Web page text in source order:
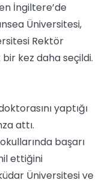
İngiltere’de
Üniversitesi,
Rektör
bir kez daha seçildi.
yaptığı
attı.
başarı
ettiğini
Üniversitesi ve